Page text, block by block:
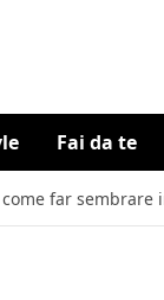
Fai da te
far sembrare